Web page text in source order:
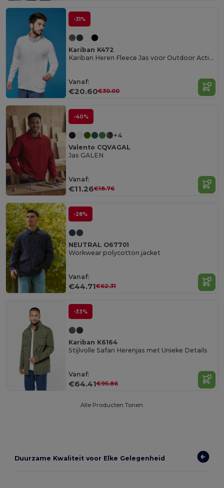
-31%
Kariban K472
Kariban Heren Fleece Jas voor Outdoor Activiteiten
Vanaf:
€20.60€30.00
-40%
+4
Valento CQVAGAL
Jas GALEN
Vanaf:
€11.26€18.76
Organic
Cotton
-28%
NEUTRAL O67701
Workwear polycotton jacket
Vanaf:
€44.71€62.31
-33%
Kariban K6164
Stijlvolle Safari Herenjas met Unieke Details
Vanaf:
€64.41€95.86
Alle Producten Tonen.
Duurzame Kwaliteit voor Elke Gelegenheid